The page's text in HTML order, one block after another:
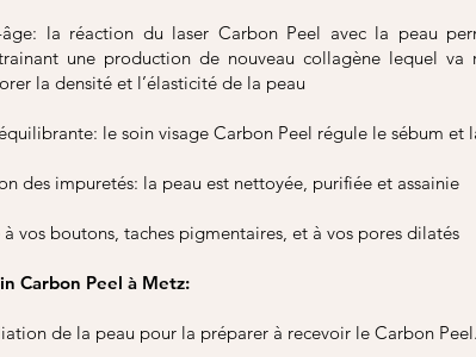
la réaction du laser Carbon Peel avec la peau
une production de nouveau collagène lequel va
la densité et l’élasticité de la peau
le soin visage Carbon Peel régule le sébum et
des impuretés: la peau est nettoyée, purifiée et assainie
vos boutons, taches pigmentaires, et à vos pores dilatés
Carbon Peel à Metz:
de la peau pour la préparer à recevoir le Carbon Peel.